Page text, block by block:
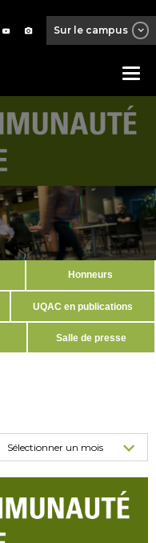
Sur le campus
Honneurs
UQAC en publications
Salle de presse